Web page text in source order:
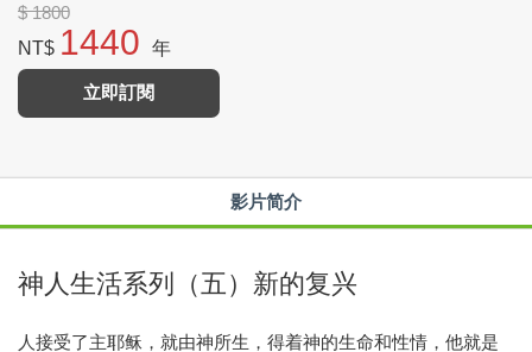
$ 1800
NT$ 1440 年
立即訂閱
影片简介
神人生活系列（五）新的复兴
人接受了主耶稣，就由神所生，得着神的生命和性情，他就是